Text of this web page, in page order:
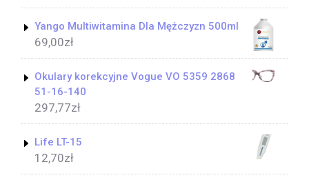
Yango Multiwitamina Dla Mężczyzn 500ml
69,00zł
Okulary korekcyjne Vogue VO 5359 2868
51-16-140
297,77zł
Life LT-15
12,70zł